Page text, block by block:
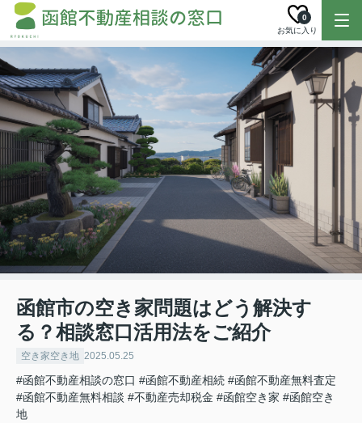
お気に入り
0
函館市の空き家問題はどう解決す
る？相談窓口活用法をご紹介
空き家空き地 2025.05.25
#函館不動産相談の窓口 #函館不動産相続 #函館不動産無料査定
#函館不動産無料相談 #不動産売却税金 #函館空き家 #函館空き
地